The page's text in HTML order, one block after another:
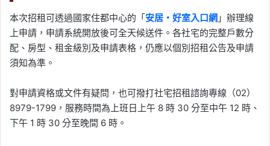
本次招租可透過國家住都中心的「安居・好室入口網 」辦理線
上申請，申請系統開放後可全天候送件。各社宅的完整戶數分
配、房型、租金級別及申請表格，仍應以個別招租公告及申請
須知為準。
對申請資格或文件有疑問，也可撥打社宅招租諮詢專線（02）
8979-1799，服務時間為上班日上午 8 時 30 分至中午 12 時、
下午 1 時 30 分至晚間 6 時。